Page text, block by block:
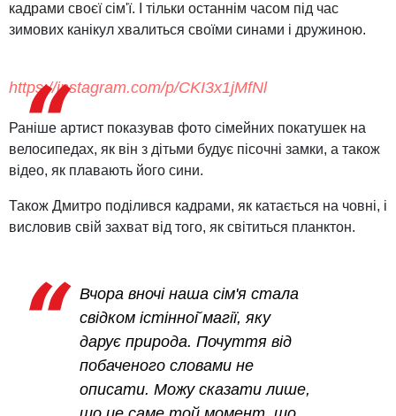
кадрами своєї сім'ї. І тільки останнім часом під час
зимових канікул хвалиться своїми синами і дружиною.
https://instagram.com/p/CKI3x1jMfNl
Раніше артист показував фото сімейних покатушек на
велосипедах, як він з дітьми будує пісочні замки, а також
відео, як плавають його сини.
Також Дмитро поділився кадрами, як катається на човні, і
висловив свій захват від того, як світиться планктон.
Вчора вночі наша сім'я стала
свідком істінноі̆ магії, яку
дарує природа. Почуття від
побаченого словами не
описати. Можу сказати лише,